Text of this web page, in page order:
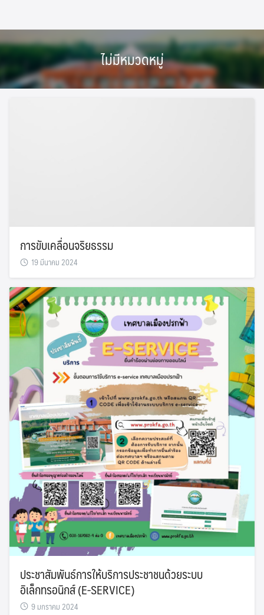
ไม่มีหมวดหมู่
การขับเคลื่อนจริยธรรม
19 มีนาคม 2024
ประชาสัมพันธ์การให้บริการประชาชนด้วยระบบ
อิเล็กทรอนิกส์ (E-SERVICE)
9 มกราคม 2024